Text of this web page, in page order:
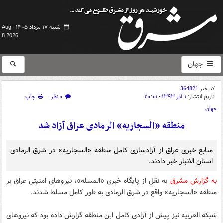
شنبه ۱۷ مرداد ۱۴۰۵ -
Aug
8 2026
جهان
کد خبر 364821
تاریخ انتشار: ۱ آذر ۱۳۹۳ - ۲۰:۰۱ ۰ نظر
چاپ
جهان
منطقه «السجاریه» الرمادی عراق آزاد شد
منابع خبری عراق از آزادسازی کامل منطقه «السجاریه» در شرق الرمادی
استان الانبار خبر دادند.
به گزارش مشرق به نقل از پایگاه خبری «المسله»، نیروهای امنیتی عراق بر
منطقه «السجاریه» واقع در شرق الرمادی به طور کامل مسلط شدند.
شبکه العربیه نیز پیش از آزادی کامل این منطقه گزارش داده بود که نیروهای